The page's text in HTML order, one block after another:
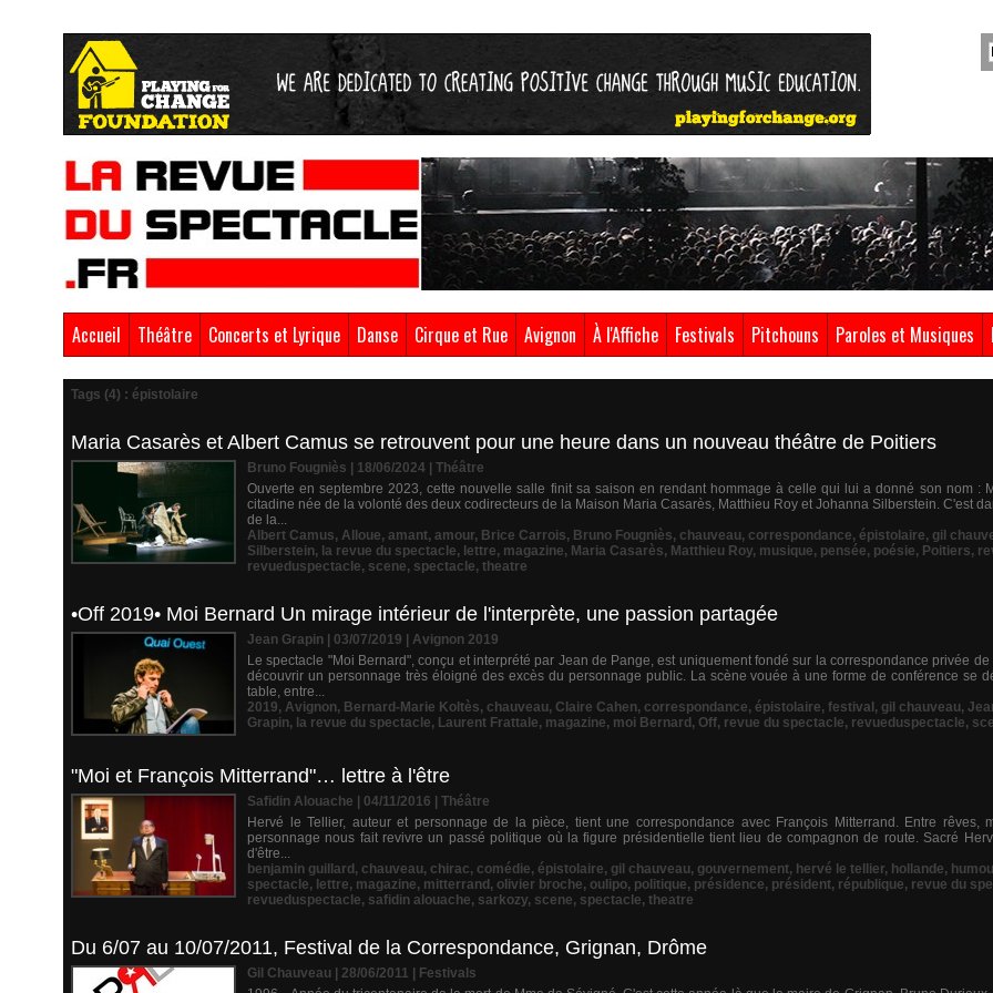
Accueil Théâtre Concerts et Lyrique Danse Cirque et Rue Avignon À l'Affiche Festivals Pitchouns Paroles et Musiques
Tags (4) : épistolaire
Maria Casarès et Albert Camus se retrouvent pour une heure dans un nouveau théâtre de Poitiers
Bruno Fougniès | 18/06/2024
Théâtre
Ouverte en septembre 2023, cette nouvelle salle finit sa saison en rendant hommage à celle qui lui a donné son nom :
citadine née de la volonté des deux codirecteurs de la Maison Maria Casarès, Matthieu Roy et Johanna Silberstein. C'est
de la...
Albert Camus, Alloue, amant, amour, Brice Carrois, Bruno Fougniès, chauveau, correspondance, épistolaire, gil
Silberstein, la revue du spectacle, lettre, magazine, Maria Casarès, Matthieu Roy, musique, pensée, poésie, Poitiers,
revueduspectacle, scene, spectacle, theatre
•Off 2019• Moi Bernard Un mirage intérieur de l'interprète, une passion partagée
Jean Grapin | 03/07/2019
Avignon 2019
Le spectacle "Moi Bernard", conçu et interprété par Jean de Pange, est uniquement fondé sur la correspondance privée
découvrir un personnage très éloigné des excès du personnage public. La scène vouée à une forme de conférence se
table, entre...
2019, Avignon, Bernard-Marie Koltès, chauveau, Claire Cahen, correspondance, épistolaire, festival , gil chauveau,
Grapin, la revue du spectacle, Laurent Frattale, magazine, moi Bernard , Off, revue du spectacle, revueduspectacle,
"Moi et François Mitterrand"… lettre à l'être
Safidin Alouache | 04/11/2016
Théâtre
Hervé le Tellier, auteur et personnage de la pièce, tient une correspondance avec François Mitterrand. Entre rêves,
personnage nous fait revivre un passé politique où la figure présidentielle tient lieu de compagnon de route. Sacré
d'être...
benjamin guillard , chauveau, chirac, comédie, épistolaire, gil chauveau, gouvernement, hervé le tellier, hollande,
spectacle, lettre, magazine, mitterrand , olivier broche, oulipo, politique, présidence, président, république, revue du
revueduspectacle, safidin alouache, sarkozy, scene, spectacle, theatre
Du 6/07 au 10/07/2011, Festival de la Correspondance, Grignan, Drôme
Gil Chauveau | 28/06/2011
Festivals